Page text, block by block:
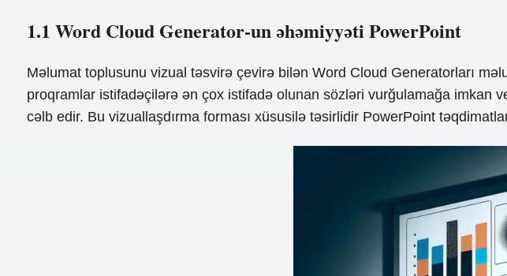
1.1 Word Cloud Generator-un əhəmiyyəti PowerPoint
Məlumat toplusunu vizual təsvirə çevirə bilən Word Cloud Generatorları
proqramlar istifadəçilərə ən çox istifadə olunan sözləri vurğulamağa imkan
cəlb edir. Bu vizuallaşdırma forması xüsusilə təsirlidir PowerPoint